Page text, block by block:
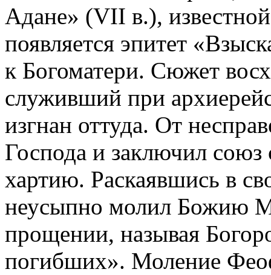
Адане» (VII в.),
появляется эпитет
к Богоматери. Сюжет
служивший при
изгнан оттуда. От
Господа и заключил
хартию. Раскаявшись в
неусыпно молил Божию
прощении, называя
погибших». Моление